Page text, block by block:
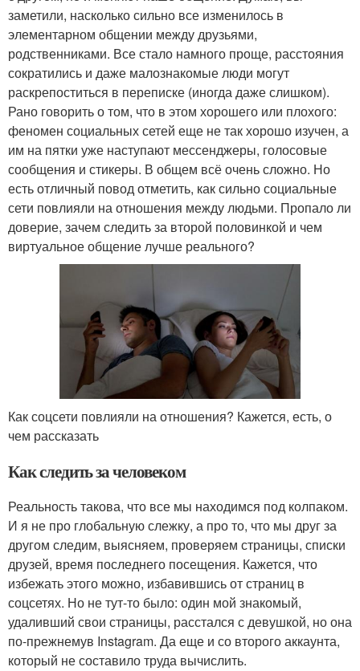
заметили, насколько сильно все изменилось в
элементарном общении между друзьями,
родственниками. Все стало намного проще, расстояния
сократились и даже малознакомые люди могут
раскрепоститься в переписке (иногда даже слишком).
Рано говорить о том, что в этом хорошего или плохого:
феномен социальных сетей еще не так хорошо изучен, а
им на пятки уже наступают мессенджеры, голосовые
сообщения и стикеры. В общем всё очень сложно. Но
есть отличный повод отметить, как сильно социальные
сети повлияли на отношения между людьми. Пропало ли
доверие, зачем следить за второй половинкой и чем
виртуальное общение лучше реального?
Как соцсети повлияли на отношения? Кажется, есть, о
чем рассказать
Как следить за человеком
Реальность такова, что все мы находимся под колпаком.
И я не про глобальную слежку, а про то, что мы друг за
другом следим, выясняем, проверяем страницы, списки
друзей, время последнего посещения. Кажется, что
избежать этого можно, избавившись от страниц в
соцсетях. Но не тут-то было: один мой знакомый,
удаливший свои страницы, расстался с девушкой, но она
по-прежнемув Instagram. Да еще и со второго аккаунта,
который не составило труда вычислить.